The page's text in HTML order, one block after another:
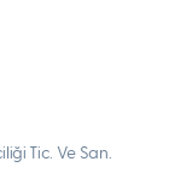
Tic. Ve San.